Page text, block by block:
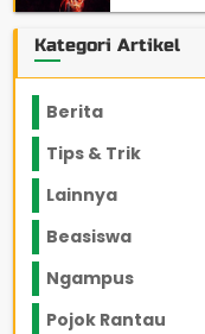
Kategori Artikel
Berita
Tips & Trik
Lainnya
Beasiswa
Ngampus
Pojok Rantau